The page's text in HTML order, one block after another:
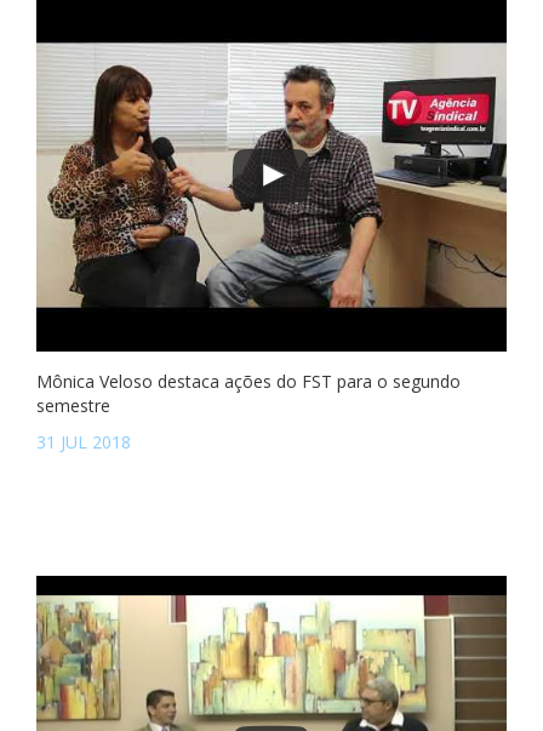
Mônica Veloso destaca ações do FST para o segundo
semestre
31 JUL 2018